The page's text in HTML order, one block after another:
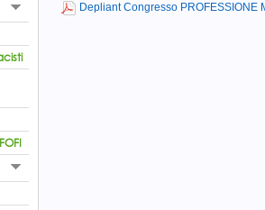
Depliant Congresso PROFESSIONE